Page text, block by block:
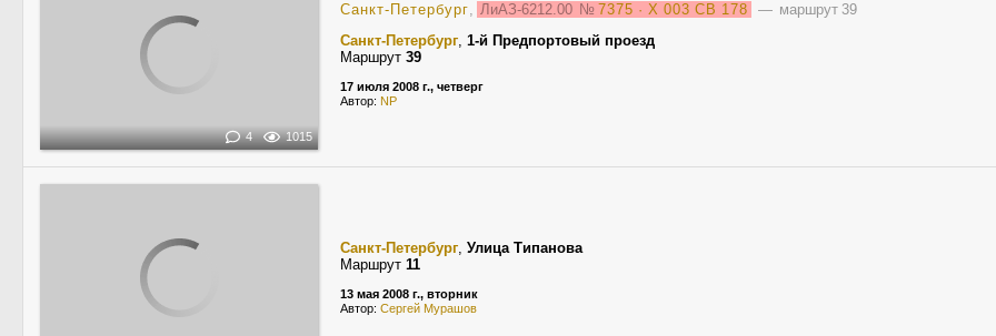
4 1015
Санкт-Петербург, ЛиАЗ-6212.00 № 7375 · Х 003 СВ 178
— маршрут 39
Санкт-Петербург, 1-й Предпортовый проезд
Маршрут 39
17 июля 2008 г., четверг
Автор: NP
Санкт-Петербург, Улица Типанова
Маршрут 11
13 мая 2008 г., вторник
Автор: Сергей Мурашов